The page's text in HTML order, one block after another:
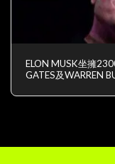
ELON MUSK坐擁
GATES及WARREN